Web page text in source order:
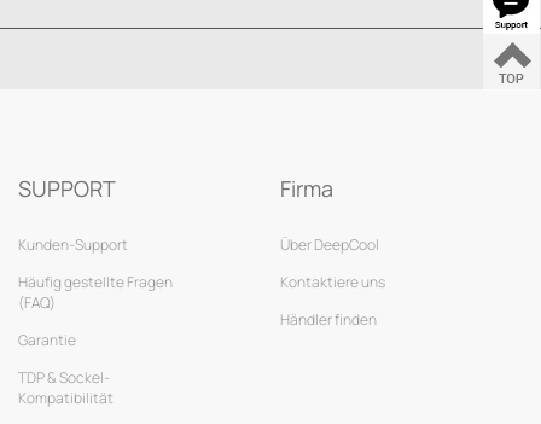
SUPPORT
Kunden-Support
Häufig gestellte Fragen
(FAQ)
Garantie
TDP & Sockel-
Kompatibilität
Firma
Über DeepCool
Kontaktiere uns
Händler finden